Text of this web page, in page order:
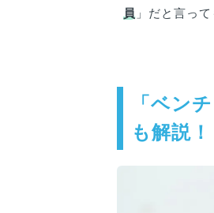
員 」だと言っ
「ベン
も解説！